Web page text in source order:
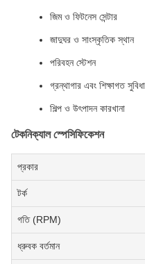
জিম ও ফিটনেস সেন্টার
জাদুঘর ও সাংস্কৃতিক স্থান
পরিবহন স্টেশন
গ্রন্থাগার এবং শিক্ষাগত সুবিধা
শিল্প ও উৎপাদন কারখানা
টেকনিক্যাল স্পেসিফিকেশন
প্রকার
টর্ক
গতি (RPM)
ধ্রুবক বর্তমান